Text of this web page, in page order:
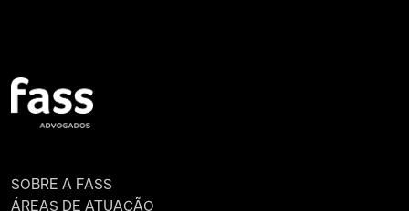
SOBRE A FASS
ÁREAS DE ATUAÇÃO